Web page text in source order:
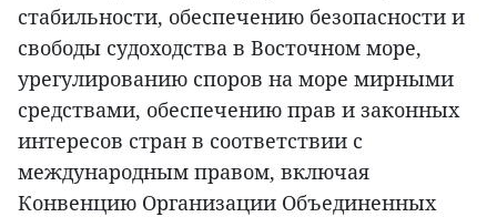
стабильности, обеспечению безопасности и
свободы судоходства в Восточном море,
урегулированию споров на море мирными
средствами, обеспечению прав и законных
интересов стран в соответствии с
международным правом, включая
Конвенцию Организации Объединенных